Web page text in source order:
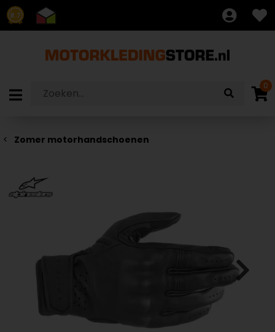
8.7
0
Zomer motorhandschoenen